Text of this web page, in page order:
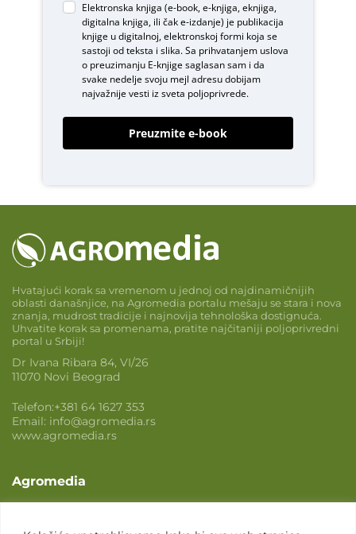
Elektronska knjiga (e-book, e-knjiga, eknjiga,
digitalna knjiga, ili čak e-izdanje) je publikacija
knjige u digitalnoj, elektronskoj formi koja se
sastoji od teksta i slika. Sa prihvatanjem uslova
o preuzimanju E-knjigesaglasan sam i da
svake nedelje svoju mejl adresu dobijam
najvažnije vesti iz sveta poljoprivrede.
Preuzmite e-book
Hvatajući korak sa vremenom u jednoj od najdinamičnijih
oblasti današnjice, na Agromedia portalu mešaju se stara i nova
znanja, mudrost tradicije i najnovija tehnološka dostignuća.
Uhvatite korak sa promenama, pratite najčitaniji poljoprivredni
portal u Srbiji!
Dr Ivana Ribara 84, VI/26
11070 Novi Beograd
Telefon:+381 64 1627 353
Email: info@agromedia.rs
www.agromedia.rs
Agromedia